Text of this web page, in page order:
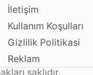
İletişim
Kullanım Koşulları
Gizlilik Politikasi
Reklam
saklıdır.